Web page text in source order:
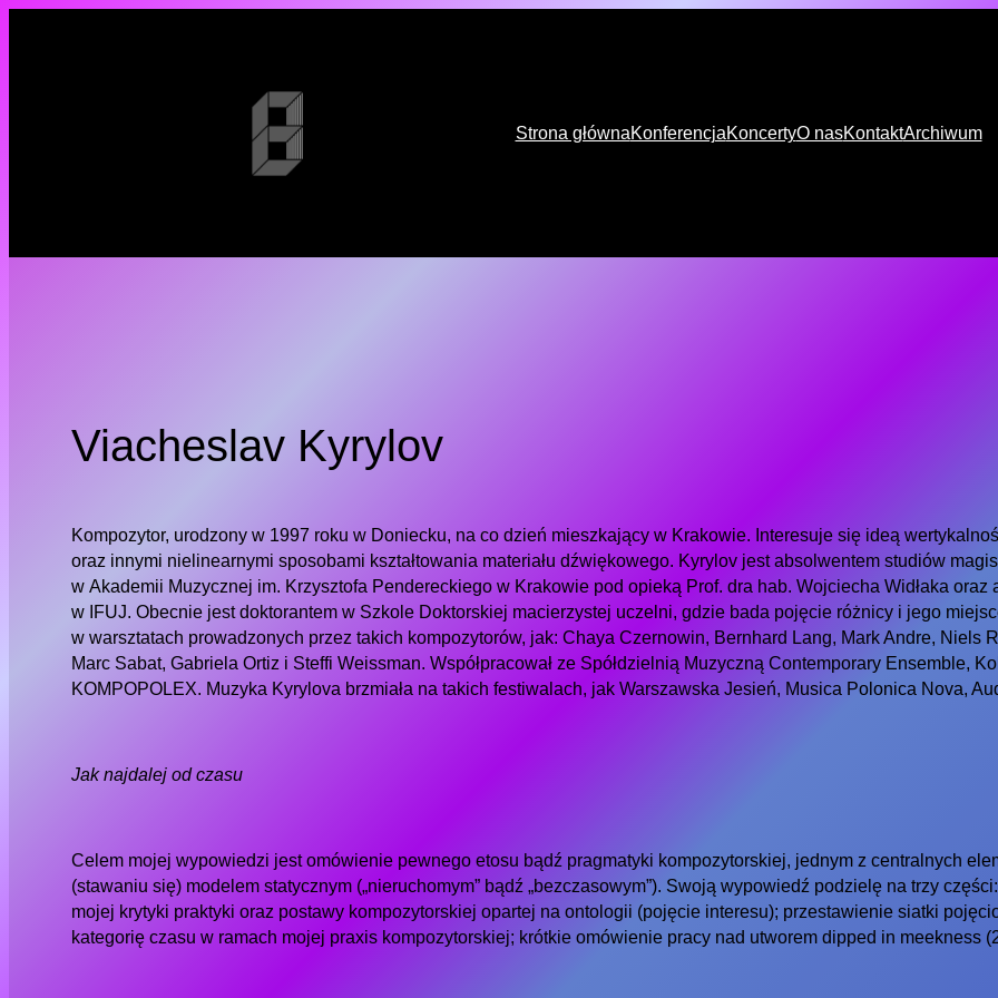
Strona głównaKonferencjaKoncertyO nasKontaktArchiwum
Viacheslav Kyrylov
Kompozytor, urodzony w 1997 roku w Doniecku, na co dzień mieszkający w Krakowie. Interesuje się ideą
oraz innymi nielinearnymi sposobami kształtowania materiału dźwiękowego. Kyrylov jest absolwentem studiów
w Akademii Muzycznej im. Krzysztofa Pendereckiego w Krakowie pod opieką Prof. dra hab. Wojciecha Widłaka
w IFUJ. Obecnie jest doktorantem w Szkole Doktorskiej macierzystej uczelni, gdzie bada pojęcie różnicy i jego
w warsztatach prowadzonych przez takich kompozytorów, jak: Chaya Czernowin, Bernhard Lang, Mark Andre, Niels
Marc Sabat, Gabriela Ortiz i Steffi Weissman. Współpracował ze Spółdzielnią Muzyczną Contemporary Ensemble,
KOMPOPOLEX. Muzyka Kyrylova brzmiała na takich festiwalach, jak Warszawska Jesień, Musica Polonica Nova,
Jak najdalej od czasu
Celem mojej wypowiedzi jest omówienie pewnego etosu bądź pragmatyki kompozytorskiej, jednym z centralnych
(stawaniu się) modelem statycznym („nieruchomym” bądź „bezczasowym”). Swoją wypowiedź podzielę na trzy
mojej krytyki praktyki oraz postawy kompozytorskiej opartej na ontologii (pojęcie interesu); przestawienie siatki
kategorię czasu w ramach mojej praxis kompozytorskiej; krótkie omówienie pracy nad utworem dipped in meekness